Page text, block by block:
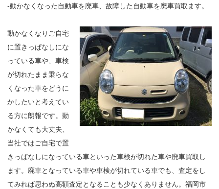
-動かなくなった自動車を廃車、故障した自動車を廃車買取ます。
動かなくなりご自宅
に置きっぱなしにな
っている車や、車検
が切れたまま乗らな
くなった車をどうに
かしたいと考えてい
る方に朗報です。動
かなくても大丈夫、
当社ではご自宅で置
きっぱなしになっている車といった車検が切れた車や廃車買取し
ます。廃車となっている車や車検が切れている車でも、査定をし
てみれば思わぬ高額査定となることも少なくありません。福岡市